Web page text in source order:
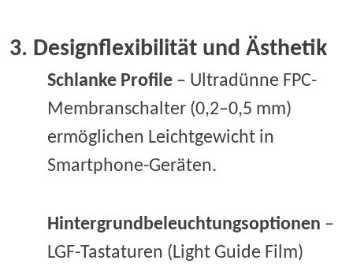
3. Designflexibilität und Ästhetik
Schlanke Profile – Ultradünne FPC-
Membranschalter (0,2–0,5 mm)
ermöglichen Leichtgewicht in
Smartphone-Geräten.
Hintergrundbeleuchtungsoptionen –
LGF-Tastaturen (Light Guide Film)